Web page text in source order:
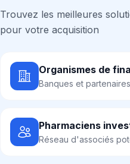
Trouvez les meilleures
pour votre acquisition
Organismes de
Banques et
Pharmaciens
Réseau d'associés